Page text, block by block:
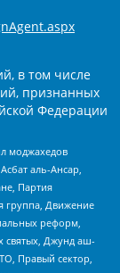
в том числе
признанных
Федерации
моджахедов
аль-Ансар,
Партия
группа, Движение
реформ,
святых, Джунд аш-
Правый сектор,